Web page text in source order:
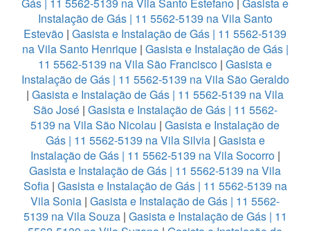
Gás | 11 5562-5139 na Vila Santo Estefano | Gasista e
Instalação de Gás | 11 5562-5139 na Vila Santo
Estevão | Gasista e Instalação de Gás | 11 5562-5139
na Vila Santo Henrique| Gasista e Instalação de Gás |
11 5562-5139 na Vila São Francisco | Gasista e
Instalação de Gás | 11 5562-5139 na Vila São Geraldo
| Gasista e Instalação de Gás | 11 5562-5139 na Vila
São José| Gasista e Instalação de Gás | 11 5562-
5139 na Vila São Nicolau | Gasista e Instalação de
Gás | 11 5562-5139 na Vila Silvia| Gasista e
Instalação de Gás | 11 5562-5139 na Vila Socorro|
Gasista e Instalação de Gás | 11 5562-5139 na Vila
Sofia| Gasista e Instalação de Gás | 11 5562-5139 na
Vila Sonia | Gasista e Instalação de Gás | 11 5562-
5139 na Vila Souza| Gasista e Instalação de Gás | 11